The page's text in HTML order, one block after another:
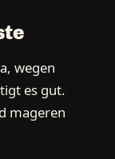
wegen
es gut.
mageren